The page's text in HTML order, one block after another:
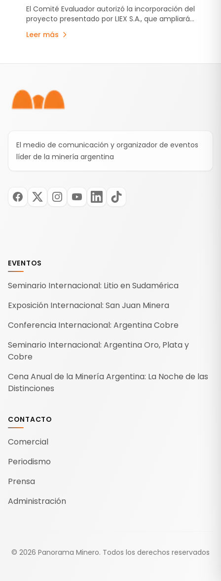
ampliar el proyecto Tres Quebradas
El Comité Evaluador autorizó la incorporación del
proyecto presentado por LIEX S.A., que ampliará
la capacidad de producción de litio en
Catamarca mediante una inversión de US$709
Leer más
El medio de comunicación y organizador de eventos
líder de la minería argentina
EVENTOS
Seminario Internacional: Litio en Sudamérica
Exposición Internacional: San Juan Minera
Conferencia Internacional: Argentina Cobre
Seminario Internacional: Argentina Oro, Plata y
Cobre
Cena Anual de la Minería Argentina: La Noche de las
Distinciones
CONTACTO
Comercial
Periodismo
Prensa
Administración
© 2026 Panorama Minero. Todos los derechos reservados